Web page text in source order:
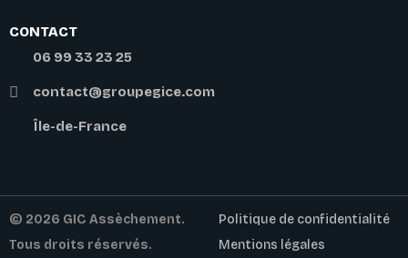
CONTACT
06 99 33 23 25
contact@groupegice.com
Île-de-France
© 2026 GIC Assèchement.
Tous droits réservés.
Politique de confidentialité
Mentions légales